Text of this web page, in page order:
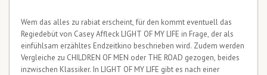
Wem das alles zu rabiat erscheint, für den kommt eventuell das
Regiedebüt von Casey Affleck LIGHT OF MY LIFE in Frage, der als
einfühlsam erzähltes Endzeitkino beschrieben wird. Zudem werden
Vergleiche zu CHILDREN OF MEN oder THE ROAD gezogen, beides
inzwischen Klassiker. In LIGHT OF MY LIFE gibt es nach einer